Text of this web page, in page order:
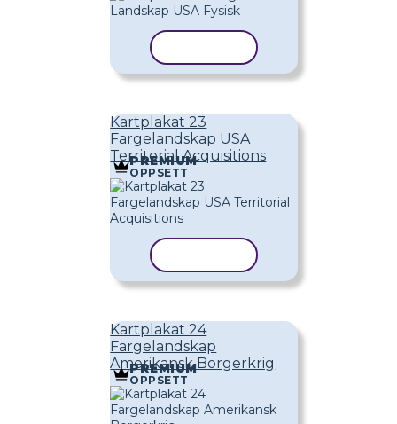
Kartplakat 23
Fargelandskap USA
Territorial Acquisitions
PREMIUM
OPPSETT
Kartplakat 24
Fargelandskap
Amerikansk Borgerkrig
PREMIUM
OPPSETT